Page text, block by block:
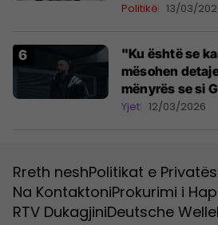
Politikë 13/03/
"Ku është se
mësohen
mënyrës se si
studion e
Yjet 12/03/2026
Rreth neshPolitikat e
Na KontaktoniProkurimi i
RTV DukagjiniDeutsche Welle